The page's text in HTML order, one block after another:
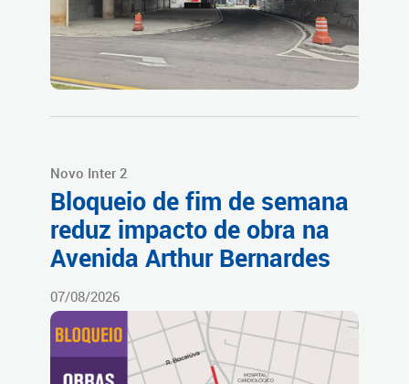
Novo Inter 2
Bloqueio de fim de semana
reduz impacto de obra na
Avenida Arthur Bernardes
07/08/2026